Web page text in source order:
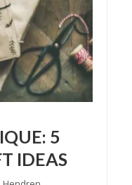
5
IDEAS